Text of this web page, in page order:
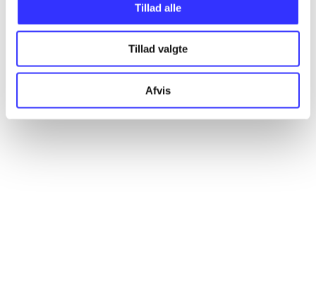
Tillad alle
Tillad valgte
Afvis
Alle registrerede artikler fordelt på udgivelser